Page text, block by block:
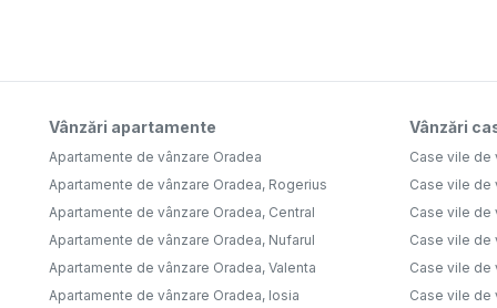
Vânzări apartamente
Apartamente de vânzare Oradea
Apartamente de vânzare Oradea, Rogerius
Apartamente de vânzare Oradea, Central
Apartamente de vânzare Oradea, Nufarul
Apartamente de vânzare Oradea, Valenta
Apartamente de vânzare Oradea, Iosia
Vânzări
Case vile de
Case vile de
Case vile de
Case vile de
Case vile de
Case vile de